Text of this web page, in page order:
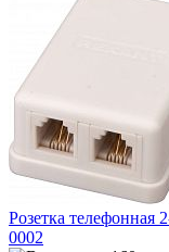
Розетка телефонная
0002